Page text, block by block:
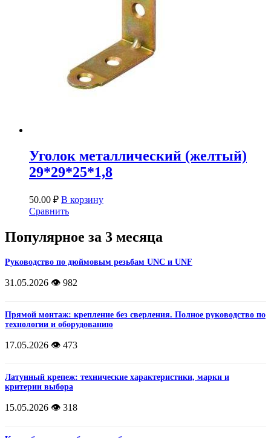
Уголок металлический (желтый)
29*29*25*1,8
50.00 ₽ В корзину
Сравнить
Популярное за 3 месяца
Руководство по дюймовым резьбам UNC и UNF
31.05.2026 👁️ 982
Прямой монтаж: крепление без сверления. Полное руководство по
технологии и оборудованию
17.05.2026 👁️ 473
Латунный крепеж: технические характеристики, марки и
критерии выбора
15.05.2026 👁️ 318